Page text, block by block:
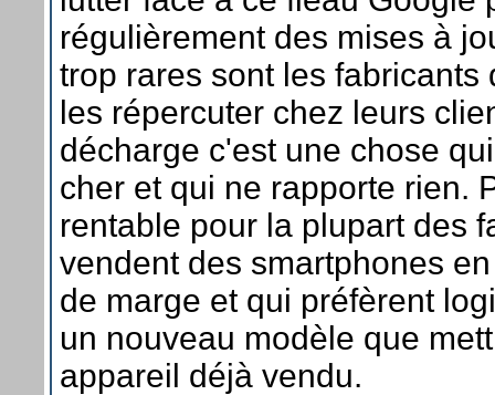
régulièrement des mises à
trop rares sont les fabricants
les répercuter chez leurs
décharge c'est une chose
cher et qui ne rapporte rien.
rentable pour la plupart des
vendent des smartphones
de marge et qui préfèrent
un nouveau modèle que
appareil déjà vendu.